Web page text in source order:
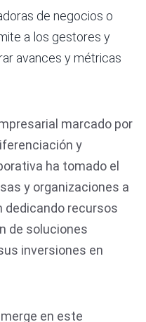
de negocios o
a los gestores y
avances y métricas
marcado por
y
ha tomado el
y organizaciones a
dedicando recursos
de soluciones
inversiones en
en este